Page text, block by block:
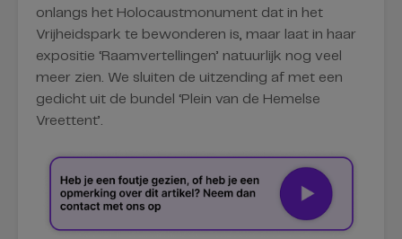
onlangs het Holocaustmonument dat in het
Vrijheidspark te bewonderen is, maar laat in haar
expositie ‘Raamvertellingen’ natuurlijk nog veel
meer zien. We sluiten de uitzending af met een
gedicht uit de bundel ‘Plein van de Hemelse
Vreettent’.